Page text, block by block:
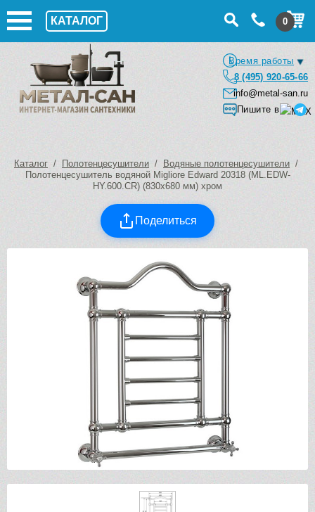
КАТАЛОГ 0
Время работы
8 (495) 920-65-66
info@metal-san.ru
Пишите в
Каталог / Полотенцесушители / Водяные полотенцесушители /
Полотенцесушитель водяной Migliore Edward 20318 (ML.EDW-
HY.600.CR) (830х680 мм) хром
Поделиться